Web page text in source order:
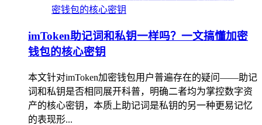
imToken助记词和私钥一样吗？一文搞懂加密
钱包的核心密钥
本文针对imToken加密钱包用户普遍存在的疑问——助记
词和私钥是否相同展开科普，明确二者均为掌控数字资
产的核心密钥，本质上助记词是私钥的另一种更易记忆
的表现形...